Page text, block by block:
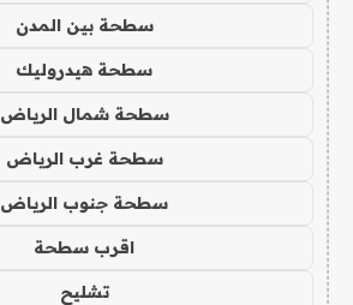
سطحة بين المدن
سطحة هيدروليك
سطحة شمال الرياض
سطحة غرب الرياض
سطحة جنوب الرياض
اقرب سطحة
تشليح